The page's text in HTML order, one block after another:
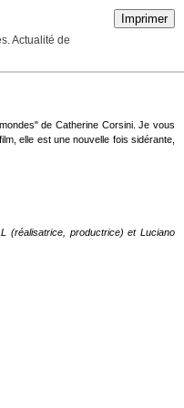
Imprimer
Actualité de
de Catherine Corsini. Je vous
elle est une nouvelle fois sidérante,
(réalisatrice, productrice) et Luciano